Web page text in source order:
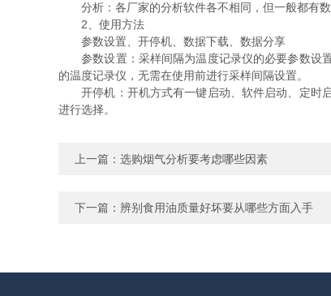
分析：各厂家的分析软件各不相同，但一般都有数
2、使用方法
参数设置、开停机、数据下载、数据分享
参数设置：采样间隔为温度记录仪的必要参数设置
的温度记录仪，无需在使用前进行采样间隔设置。
开停机：开机方式有一键启动、软件启动、定时启
进行选择。
上一篇： 选购烟气分析要考虑哪些因素
下一篇： 辨别食用油质量好坏要从哪些方面入手